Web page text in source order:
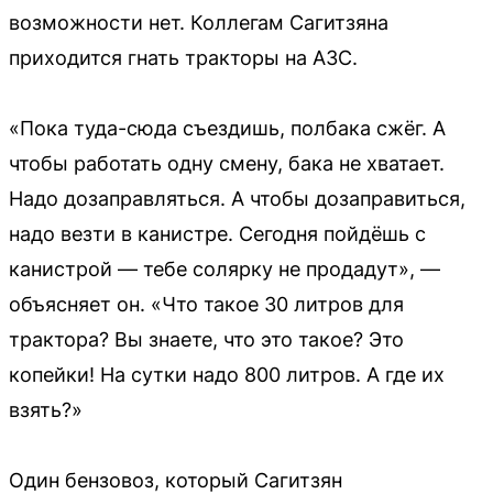
возможности нет. Коллегам Сагитзяна
приходится гнать тракторы на АЗС.
«Пока туда-сюда съездишь, полбака сжёг. А
чтобы работать одну смену, бака не хватает.
Надо дозаправляться. А чтобы дозаправиться,
надо везти в канистре. Сегодня пойдёшь с
канистрой — тебе солярку не продадут», —
объясняет он. «Что такое 30 литров для
трактора? Вы знаете, что это такое? Это
копейки! На сутки надо 800 литров. А где их
взять?»
Один бензовоз, который Сагитзян